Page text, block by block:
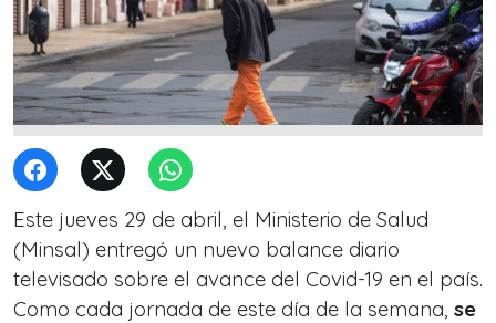
Este jueves 29 de abril, el Ministerio de Salud
(Minsal) entregó un nuevo balance diario
televisado sobre el avance del Covid-19 en el país.
Como cada jornada de este día de la semana, se